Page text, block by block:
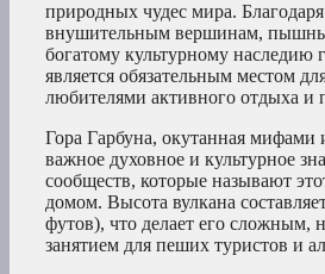
природных чудес мира.
внушительным вершинам,
богатому культурному наследию
является обязательным местом
любителями активного отдыха и
Гора Гарбуна, окутанная мифами
важное духовное и культурное
сообществ, которые называют
домом. Высота вулкана
футов), что делает его сложным,
занятием для пеших туристов и